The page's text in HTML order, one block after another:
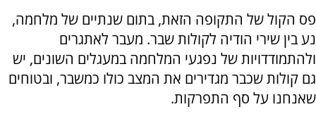
פס הקול של התקופה הזאת, בתום שנתיים של מלחמה,
נע בין שירי הודיה לקולות שבר. מעבר לאתגרים
ולהתמודדויות של נפגעי המלחמה במעגלים השונים, יש
גם קולות שכבר מגדירים את המצב כולו כמשבר, ובטוחים
שאנחנו על סף התפרקות.